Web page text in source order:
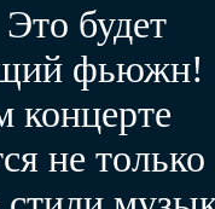
Это будет
фьюжн!
концерте
не только